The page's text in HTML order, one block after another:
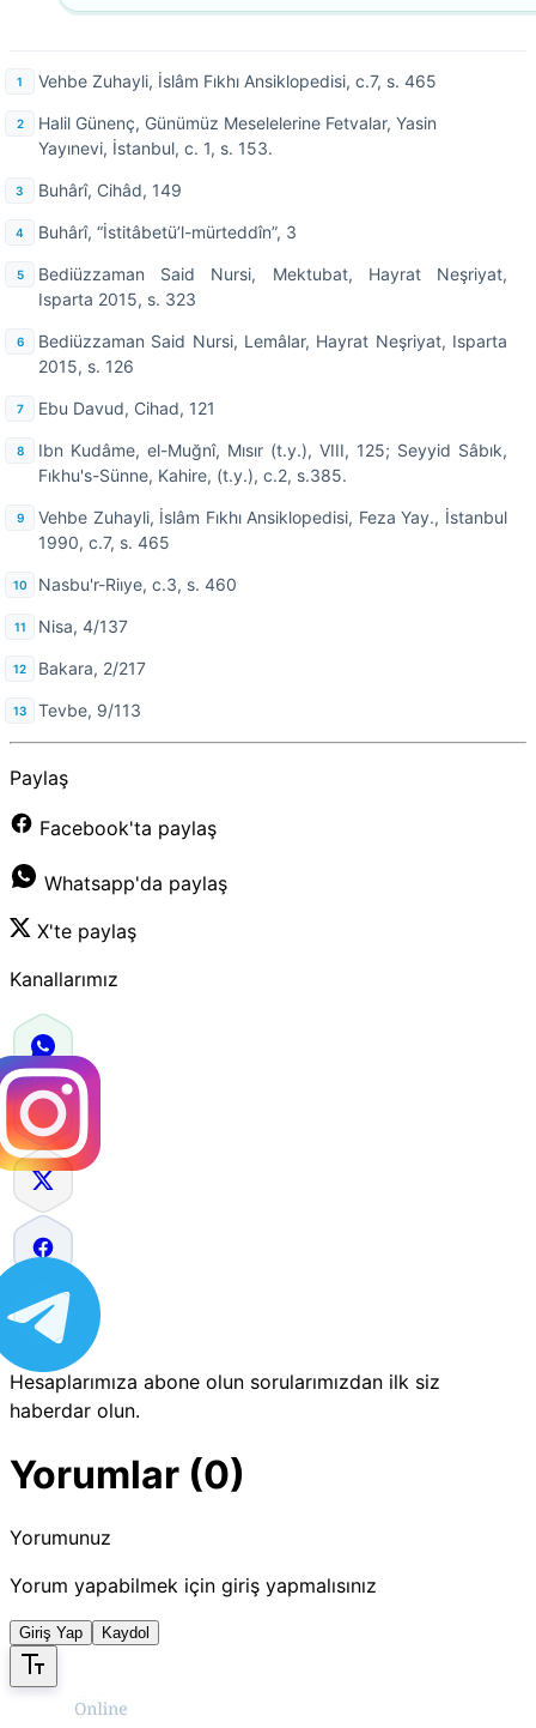
Vehbe Zuhayli, İslâm Fıkhı Ansiklopedisi, c.7, s. 465
Halil Günenç, Günümüz Meselelerine Fetvalar, Yasin
Yayınevi, İstanbul, c. 1, s. 153.
Buhârî, Cihâd, 149
Buhârî, “İstitâbetü’l-mürteddîn”, 3
Bediüzzaman Said Nursi, Mektubat, Hayrat Neşriyat,
Isparta 2015, s. 323
Bediüzzaman Said Nursi, Lemâlar, Hayrat Neşriyat, Isparta
2015, s. 126
Ebu Davud, Cihad, 121
Ibn Kudâme, el-Muğnî, Mısır (t.y.), VIII, 125; Seyyid Sâbık,
Fıkhu's-Sünne, Kahire, (t.y.), c.2, s.385.
Vehbe Zuhayli, İslâm Fıkhı Ansiklopedisi, Feza Yay., İstanbul
1990, c.7, s. 465
Nasbu'r-Riıye, c.3, s. 460
Nisa, 4/137
Bakara, 2/217
Tevbe, 9/113
Paylaş
Facebook'ta paylaş
Whatsapp'da paylaş
X'te paylaş
Kanallarımız
Hesaplarımıza abone olun sorularımızdan ilk siz
haberdar olun.
Yorumlar (0)
Yorumunuz
Yorum yapabilmek için giriş yapmalısınız
Giriş Yap Kaydol